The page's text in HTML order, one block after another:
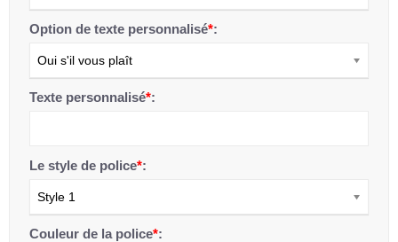
Option de texte personnalisé*:
Oui s'il vous plaît
Texte personnalisé*:
Le style de police*:
Style 1
Couleur de la police*: